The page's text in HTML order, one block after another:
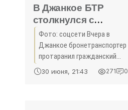
В Джанкое БТР
столкнулся с
грузовиком -
«Новости Крыма»
Фото: соцсети Вчера в
Джанкое бронетранспортер
протаранил гражданский
грузовик ГАЗ. ДТП
30 июня, 21:43 271 0